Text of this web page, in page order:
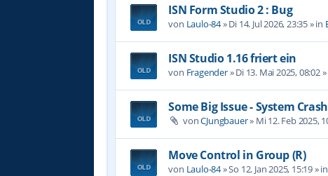
ISN Form Studio 2 : Bug
von Laulo-84»Di 14. Jul 2026, 23:35» in
ISN Studio 1.16 friert ein
von Fragender»Di 13. Mai 2025, 08:02»
Some Big Issue - System Crash
vonCJungbauer» Mi 12. Feb 2025,
Move Control in Group (R)
von Laulo-84»So 12. Jan 2025, 15:19» in